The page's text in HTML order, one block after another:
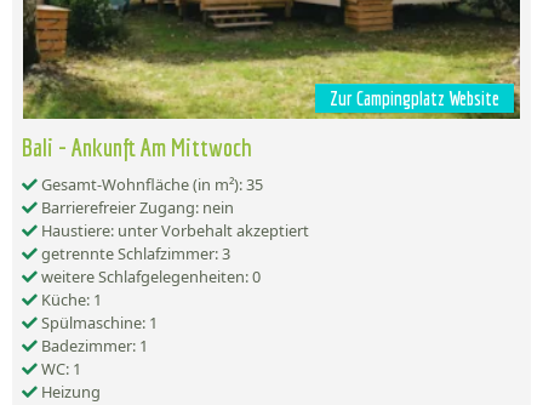
Zur Campingplatz Website
Bali - Ankunft Am Mittwoch
Gesamt-Wohnfläche (in m²): 35
Barrierefreier Zugang: nein
Haustiere: unter Vorbehalt akzeptiert
getrennte Schlafzimmer: 3
weitere Schlafgelegenheiten: 0
Küche: 1
Spülmaschine: 1
Badezimmer: 1
WC: 1
Heizung